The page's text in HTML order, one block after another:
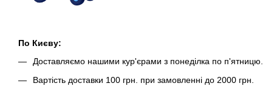
По Києву:
Доставляємо нашими кур'єрами з понеділка по п'ятницю.
Вартість доставки 100 грн. при замовленні до 2000 грн.